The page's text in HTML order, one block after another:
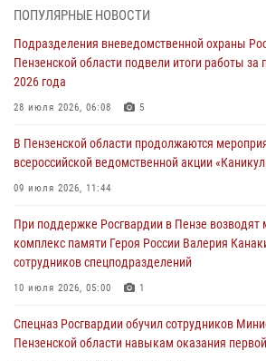
Сотрудники пензенского ОМОН «Страж»
05 августа 2026, 06:15
В Пензе сотрудники Росгвардии оказали
дезориентированному пенсионеру
В Пензе при силовой поддержке Росгвардии
деятельность ОПГ, маскировавшейся под
04 августа 2026, 07:05 4
В Управлении Росгвардии по Пензенской
работы за первое полугодие 2026 года
ПОПУЛЯРНЫЕ НОВОСТИ
Подразделения вневедомственной охраны
Пензенской области подвели итоги работы за
2026 года
28 июля 2026, 06:08 5
В Пензенской области продолжаются
всероссийской ведомственной акции
09 июля 2026, 11:44
При поддержке Росгвардии в Пензе
комплекс памяти Героя России Валерия
сотрудников спецподразделений
10 июля 2026, 05:00 1
Спецназ Росгвардии обучил сотрудников
Пензенской области навыкам оказания